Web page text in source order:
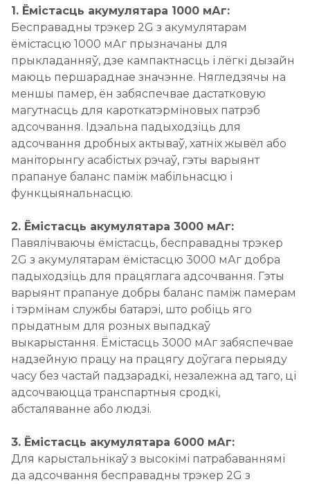
1. Ёмістасць акумулятара 1000 мАг:
Бесправадны трэкер 2G з акумулятарам
ёмістасцю 1000 мАг прызначаны для
прыкладанняў, дзе кампактнасць і лёгкі дызайн
маюць першараднае значэнне. Нягледзячы на ​​
меншы памер, ён забяспечвае дастатковую
магутнасць для кароткатэрміновых патрэб
адсочвання. Ідэальна падыходзіць для
адсочвання дробных актываў, хатніх жывёл або
маніторынгу асабістых рэчаў, гэты варыянт
прапануе баланс паміж мабільнасцю і
функцыянальнасцю.
2. Ёмістасць акумулятара 3000 мАг:
Павялічваючы ёмістасць, бесправадны трэкер
2G з акумулятарам ёмістасцю 3000 мАг добра
падыходзіць для працяглага адсочвання. Гэты
варыянт прапануе добры баланс паміж памерам
і тэрмінам службы батарэі, што робіць яго
прыдатным для розных выпадкаў
выкарыстання. Ёмістасць 3000 мАг забяспечвае
надзейную працу на працягу доўгага перыяду
часу без частай падзарадкі, незалежна ад таго, ці
адсочваюцца транспартныя сродкі,
абсталяванне або людзі.
3. Ёмістасць акумулятара 6000 мАг:
Для карыстальнікаў з высокімі патрабаваннямі
да адсочвання бесправадны трэкер 2G з